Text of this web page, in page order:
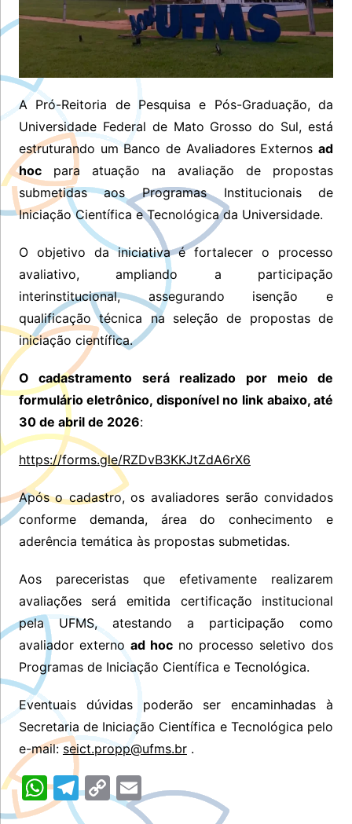
A Pró-Reitoria de Pesquisa e Pós-Graduação, da
Universidade Federal de Mato Grosso do Sul, está
estruturando um Banco de Avaliadores Externosad
hocpara atuação na avaliação de propostas
submetidas aos Programas Institucionais de
Iniciação Científica e Tecnológica da Universidade.
O objetivo da iniciativa é fortalecer o processo
avaliativo, ampliando a participação
interinstitucional, assegurando isenção e
qualificação técnica na seleção de propostas de
iniciação científica.
O cadastramento será realizado por meio de
formulário eletrônico, disponível no link abaixo, até
30 de abril de 2026:
https://forms.gle/RZDvB3KKJtZdA6rX6
Após o cadastro, os avaliadores serão convidados
conforme demanda, área do conhecimento e
aderência temática às propostas submetidas.
Aos pareceristas que efetivamente realizarem
avaliações será emitida certificação institucional
pela UFMS, atestando a participação como
avaliador externo ad hoc no processo seletivo dos
Programas de Iniciação Científica e Tecnológica.
Eventuais dúvidas poderão ser encaminhadas à
Secretaria de Iniciação Científica e Tecnológica pelo
e-mail:seict.propp@ufms.br.
W
h
T
el
C
o
E
m